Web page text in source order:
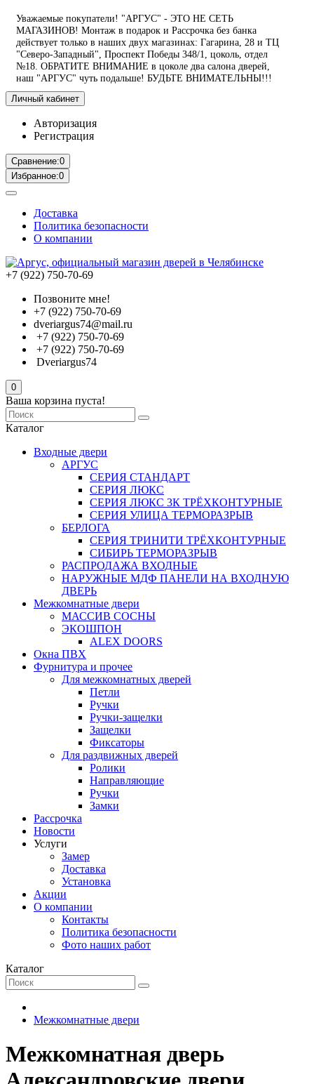
Уважаемые покупатели! "АРГУС" - ЭТО НЕ СЕТЬ
МАГАЗИНОВ! Монтаж в подарок и Рассрочка без банка
действует только в наших двух магазинах: Гагарина, 28 и ТЦ
"Северо-Западный", Проспект Победы 348/1, цоколь, отдел
№18. ОБРАТИТЕ ВНИМАНИЕ в цоколе два салона дверей,
наш "АРГУС" чуть подальше! БУДЬТЕ ВНИМАТЕЛЬНЫ!!!
Личный кабинет
Авторизация
Регистрация
Сравнение:0
Избранное:0
Доставка
Политика безопасности
О компании
+7 (922) 750-70-69
Позвоните мне!
+7 (922) 750-70-69
dveriargus74@mail.ru
+7 (922) 750-70-69
+7 (922) 750-70-69
Dveriargus74
0
Ваша корзина пуста!
Каталог
Входные двери
АРГУС
СЕРИЯ СТАНДАРТ
СЕРИЯ ЛЮКС
СЕРИЯ ЛЮКС 3К ТРЁХКОНТУРНЫЕ
СЕРИЯ УЛИЦА ТЕРМОРАЗРЫВ
БЕРЛОГА
СЕРИЯ ТРИНИТИ ТРЁХКОНТУРНЫЕ
СИБИРЬ ТЕРМОРАЗРЫВ
РАСПРОДАЖА ВХОДНЫЕ
НАРУЖНЫЕ МДФ ПАНЕЛИ НА ВХОДНУЮ
ДВЕРЬ
Межкомнатные двери
МАССИВ СОСНЫ
ЭКОШПОН
ALEX DOORS
Окна ПВХ
Фурнитура и прочее
Для межкомнатных дверей
Петли
Ручки
Ручки-защелки
Защелки
Фиксаторы
Для раздвижных дверей
Ролики
Направляющие
Ручки
Замки
Рассрочка
Новости
Услуги
Замер
Доставка
Установка
Акции
О компании
Контакты
Политика безопасности
Фото наших работ
Каталог
Межкомнатные двери
Межкомнатная дверь